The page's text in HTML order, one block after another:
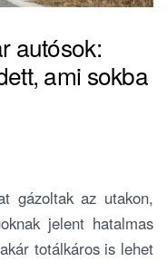
autósok:
ami sokba
gázoltak az utakon,
jelent hatalmas
totálkáros is lehet